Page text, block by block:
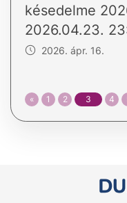
késedelme
2026.04.23.
2026. ápr. 16.
« 1 2 3 4